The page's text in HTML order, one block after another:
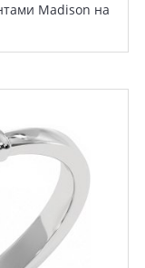
Madison на